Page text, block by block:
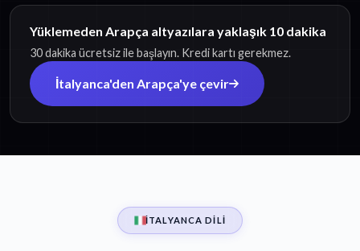
Yüklemeden Arapça altyazılara yaklaşık 10 dakika
30 dakika ücretsiz ile başlayın. Kredi kartı gerekmez.
İtalyanca'den Arapça'ye çevir
İTALYANCA DILI